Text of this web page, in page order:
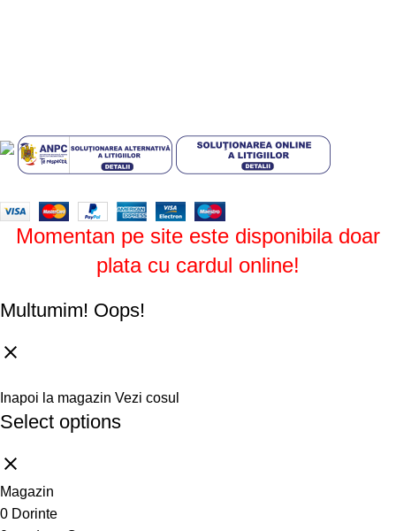
Momentan pe site este disponibila doar
plata cu cardul online!
Multumim! Oops!
Inapoi la magazin Vezi cosul
Select options
Magazin
0 Dorinte